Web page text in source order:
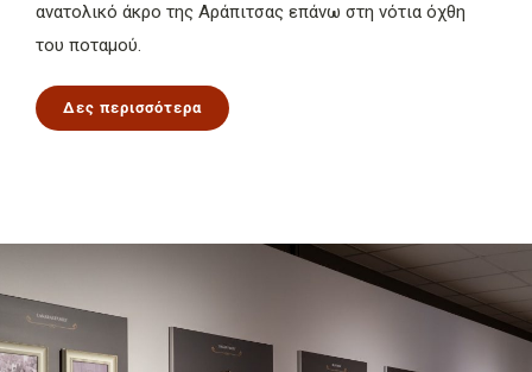
ανατολικό άκρο της Αράπιτσας επάνω στη νότια όχθη
του ποταμού.
Δες περισσότερα